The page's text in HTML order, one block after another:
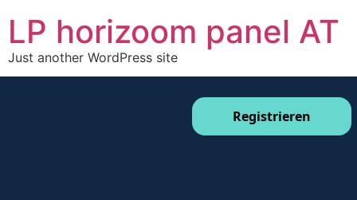
LP horizoom panel AT
Just another WordPress site
Registrieren